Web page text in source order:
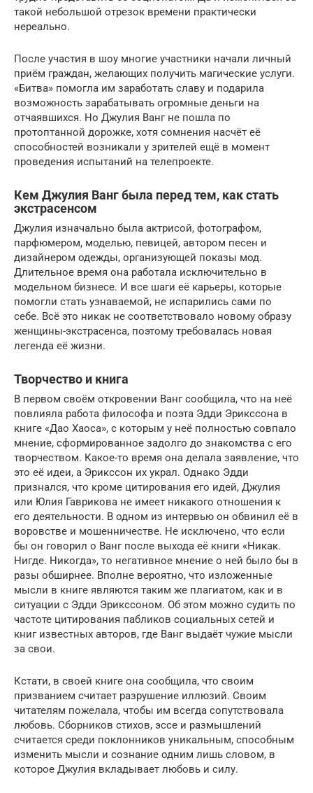
такой небольшой отрезок времени практически
нереально.
После участия в шоу многие участники начали личный
приём граждан, желающих получить магические услуги.
«Битва» помогла им заработать славу и подарила
возможность зарабатывать огромные деньги на
отчаявшихся. Но Джулия Ванг не пошла по
протоптанной дорожке, хотя сомнения насчёт её
способностей возникали у зрителей ещё в момент
проведения испытаний на телепроекте.
Кем Джулия Ванг была перед тем, как стать
экстрасенсом
Джулия изначально была актрисой, фотографом,
парфюмером, моделью, певицей, автором песен и
дизайнером одежды, организующей показы мод.
Длительное время она работала исключительно в
модельном бизнесе. И все шаги её карьеры, которые
помогли стать узнаваемой, не испарились сами по
себе. Всё это никак не соответствовало новому образу
женщины-экстрасенса, поэтому требовалась новая
легенда её жизни.
Творчество и книга
В первом своём откровении Ванг сообщила, что на неё
повлияла работа философа и поэта Эдди Эрикссона в
книге «Дао Хаоса», с которым у неё полностью совпало
мнение, сформированное задолго до знакомства с его
творчеством. Какое-то время она делала заявление, что
это её идеи, а Эрикссон их украл. Однако Эдди
признался, что кроме цитирования его идей, Джулия
или Юлия Гаврикова не имеет никакого отношения к
его деятельности. В одном из интервью он обвинил её в
воровстве и мошенничестве. Не исключено, что если
бы он говорил о Ванг после выхода её книги «Никак.
Нигде. Никогда», то негативное мнение о ней было бы в
разы обширнее. Вполне вероятно, что изложенные
мысли в книге являются таким же плагиатом, как и в
ситуации с Эдди Эрикссоном. Об этом можно судить по
частоте цитирования пабликов социальных сетей и
книг известных авторов, где Ванг выдаёт чужие мысли
за свои.
Кстати, в своей книге она сообщила, что своим
призванием считает разрушение иллюзий. Своим
читателям пожелала, чтобы им всегда сопутствовала
любовь. Сборников стихов, эссе и размышлений
считается среди поклонников уникальным, способным
изменить мысли и сознание одним лишь словом, в
которое Джулия вкладывает любовь и силу.